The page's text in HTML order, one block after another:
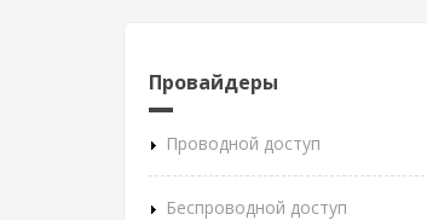
Провайдеры
Проводной доступ
Беспроводной доступ